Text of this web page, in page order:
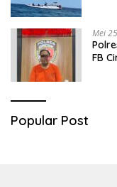
Mei
FB
Popular Post